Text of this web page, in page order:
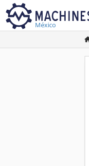
México